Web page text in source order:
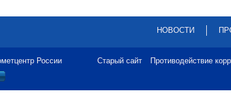
НОВОСТИ
России Старый сайт Противодействие